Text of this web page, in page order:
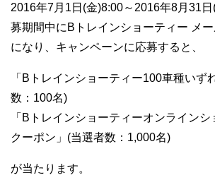
2016年7月1日(金)8:00～2016年8月31
募期間中にBトレインショーティー メ
になり、キャンペーンに応募すると、
「Bトレインショーティー100車種いず
数：100名)
「Bトレインショーティーオンライン
クーポン」(当選者数：1,000名)
が当たります。